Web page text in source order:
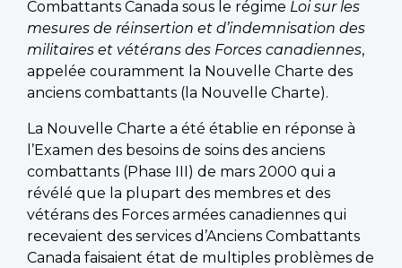
Combattants Canada sous le régime Loi sur les
mesures de réinsertion et d’indemnisation des
militaires et vétérans des Forces canadiennes,
appelée couramment la Nouvelle Charte des
anciens combattants (la Nouvelle Charte).
La Nouvelle Charte a été établie en réponse à
l’Examen des besoins de soins des anciens
combattants (Phase III) de mars 2000 qui a
révélé que la plupart des membres et des
vétérans des Forces armées canadiennes qui
recevaient des services d’Anciens Combattants
Canada faisaient état de multiples problèmes de